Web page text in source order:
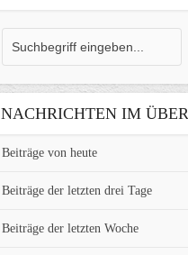
NACHRICHTEN IM
Beiträge von heute
Beiträge der letzten drei Tage
Beiträge der letzten Woche